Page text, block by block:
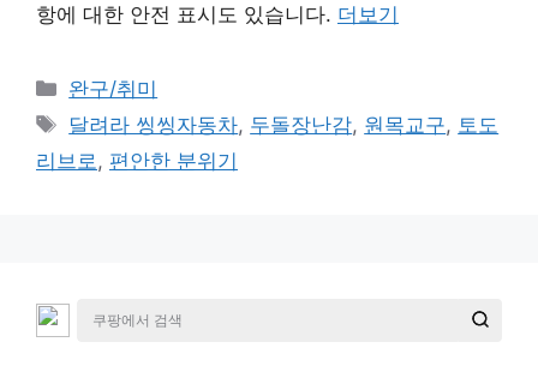
항에 대한 안전 표시도 있습니다. 더보기
카
테
리
완구/취미
태
그
달려라 씽씽자동차, 두돌장난감, 원목교구, 토도
리브로 , 편안한 분위기